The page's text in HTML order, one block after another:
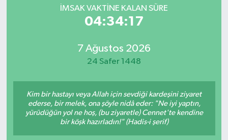
İMSAK VAKTINE KALAN SÜRE
04:34:17
7 Ağustos 2026
24 Safer 1448
Kim bir hastayı veya Allah için sevdiği kardeşini ziyaret
ederse, bir melek, ona şöyle nidâ eder: "Ne iyi yaptın,
yürüdüğün yol ne hoş, (bu ziyaretle) Cennet'te kendine
bir köşk hazırladın!" (Hadis-i şerif)
Haberde insan
Mersin
Mersin Tarihi
Özel Haber